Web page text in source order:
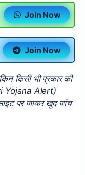
ai p
y
Li
n
k
o
gl
e
Tr
a
n
sl
Join Now
Join Now
किसी भी प्रकार की
Yojana Alert)
पर जाकर खुद जांच